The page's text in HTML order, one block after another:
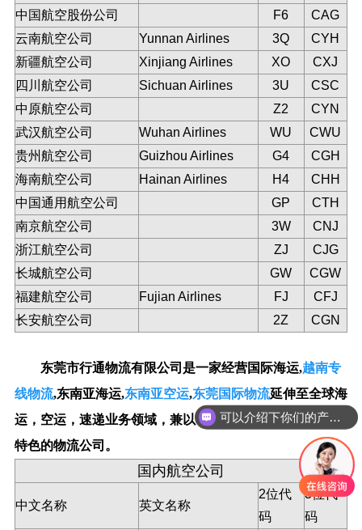
中国航空股份公司 F6
CAG
云南航空公司
Yunnan Airlines 3Q
CYH
新疆航空公司
Xinjiang Airlines XO
CXJ
四川航空公司
Sichuan Airlines 3U
CSC
中原航空公司
Z2
CYN
武汉航空公司
Wuhan Airlines WU
CWU
贵州航空公司
Guizhou Airlines G4
CGH
海南航空公司
Hainan Airlines H4
CHH
中国通用航空公司
GP
CTH
南京航空公司
3W
CNJ
浙江航空公司
ZJ
CJG
长城航空公司
GW
CGW
福建航空公司
Fujian Airlines FJ
CFJ
长安航空公司
2Z CGN
东莞市行通物流有限公司 是一家经营国际海运,越南专
线物流,东南亚海运,东南亚空运,东莞国际物流延伸至全球海
运，空运，速递业务领域，兼以中国大陆区域专线服务为
特色的物流公司。
国内航空公司
中文名称 英文名称
2位代
码
3位代
码
可以介绍下你们的产品么？